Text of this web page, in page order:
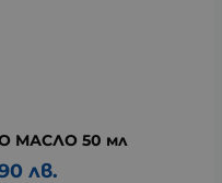
МАСЛО 50 мл
лв.